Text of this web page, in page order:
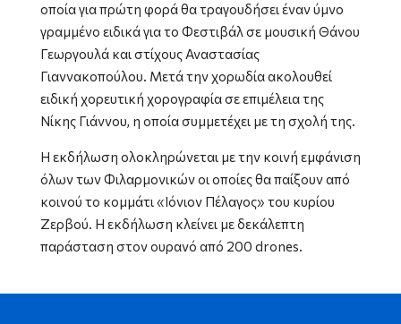
οποία για πρώτη φορά θα τραγουδήσει έναν ύμνο
γραμμένο ειδικά για το Φεστιβάλ σε μουσική Θάνου
Γεωργουλά και στίχους Αναστασίας
Γιαννακοπούλου. Μετά την χορωδία ακολουθεί
ειδική χορευτική χορογραφία σε επιμέλεια της
Νίκης Γιάννου, η οποία συμμετέχει με τη σχολή της.
Η εκδήλωση ολοκληρώνεται με την κοινή εμφάνιση
όλων των Φιλαρμονικών οι οποίες θα παίξουν από
κοινού το κομμάτι «Ιόνιον Πέλαγος» του κυρίου
Ζερβού. Η εκδήλωση κλείνει με δεκάλεπτη
παράσταση στον ουρανό από 200 drones.